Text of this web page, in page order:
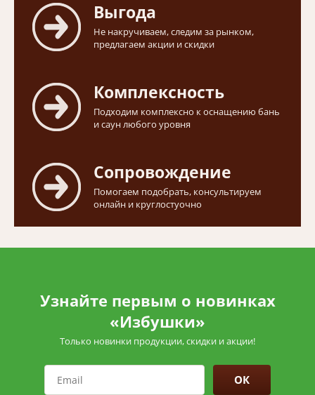
Выгода
Не накручиваем, следим за рынком,
предлагаем акции и скидки
Комплексность
Подходим комплексно к оснащению бань
и саун любого уровня
Сопровождение
Помогаем подобрать, консультируем
онлайн и круглостуочно
Узнайте первым о новинках
«Избушки»
Только новинки продукции, скидки и акции!
ОК